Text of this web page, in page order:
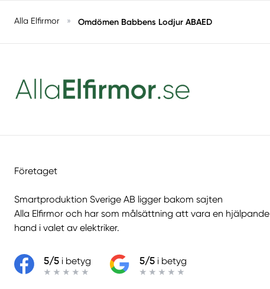
Alla Elfirmor » Omdömen Babbens Lodjur ABAED
Företaget
Smartproduktion Sverige AB ligger bakom sajten
Alla Elfirmor och har som målsättning att vara en hjälpande
hand i valet av elektriker.
5/5 i betyg 5/5 i betyg